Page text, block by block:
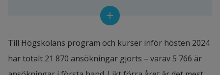
Sjuksköterskeprogrammet (studieort
Kriminologi och kultur
Arbetsvetenskap
Till Högskolans program och kurser inför hösten 2024
har totalt 21 870 ansökningar gjorts – varav 5 766 är